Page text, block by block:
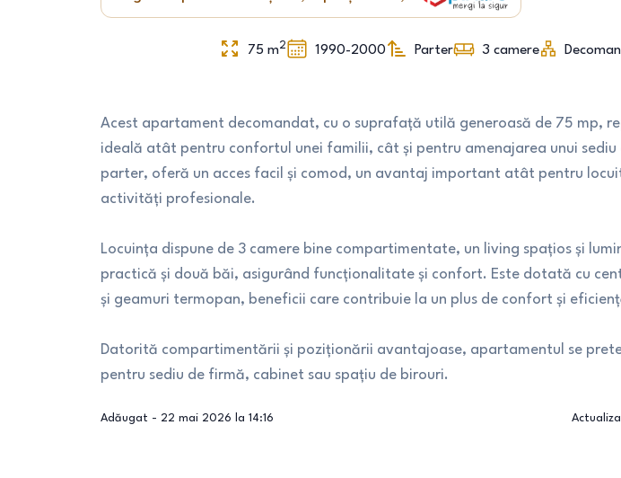
75 m2 1990-2000 Parter 3 camere
Acest apartament decomandat, cu o suprafață utilă generoasă de 75 mp,
ideală atât pentru confortul unei familii, cât și pentru amenajarea unui
parter, oferă un acces facil și comod, un avantaj important atât pentru
activități profesionale.
Locuința dispune de 3 camere bine compartimentate, un living spațios și
practică și două băi, asigurând funcționalitate și confort. Este dotată cu
și geamuri termopan, beneficii care contribuie la un plus de confort și
Datorită compartimentării și poziționării avantajoase, apartamentul se
pentru sediu de firmă, cabinet sau spațiu de birouri.
Adăugat - 22 mai 2026 la 14:16